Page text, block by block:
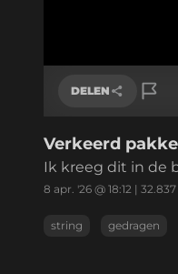
DELEN
Link kopiëren
Verkeerd
Ik kreeg dit in de
8 apr. '26 @ 18:12 | 32.837
string gedragen